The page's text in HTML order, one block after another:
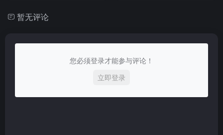
暂无评论
您必须登录才能参与评论！
立即登录